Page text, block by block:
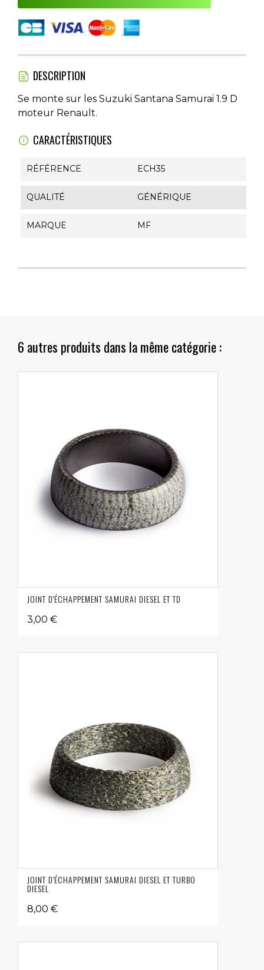
DESCRIPTION
Se monte sur les Suzuki Santana Samurai 1.9 D
moteur Renault.
CARACTÉRISTIQUES
RÉFÉRENCE ECH35
QUALITÉ GÉNÉRIQUE
MARQUE MF
6 autres produits dans la même catégorie :
JOINT D'ÉCHAPPEMENT SAMURAI DIESEL ET TD
3,00 €
JOINT D'ÉCHAPPEMENT SAMURAI DIESEL ET TURBO
DIESEL
8,00 €